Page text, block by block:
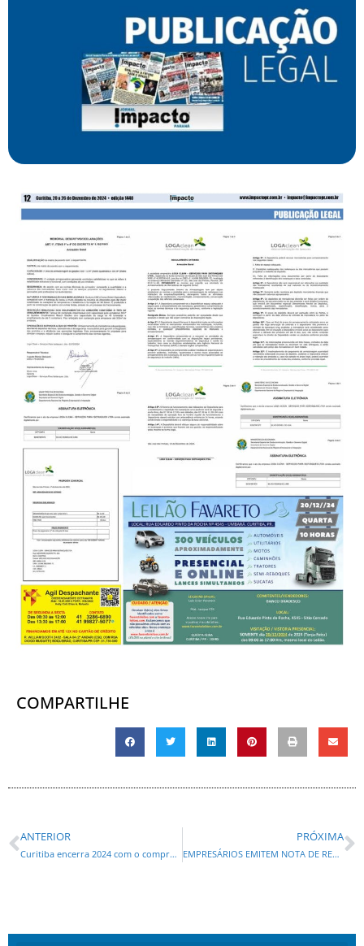
COMPARTILHE
ANTERIOR
Curitiba encerra 2024 com o compromisso de construir 608 novas moradias
PRÓXIMA
EMPRESÁRIOS EMITEM NOTA DE REPÚDIO CONTRA O IAT DE PARANAGUÁ